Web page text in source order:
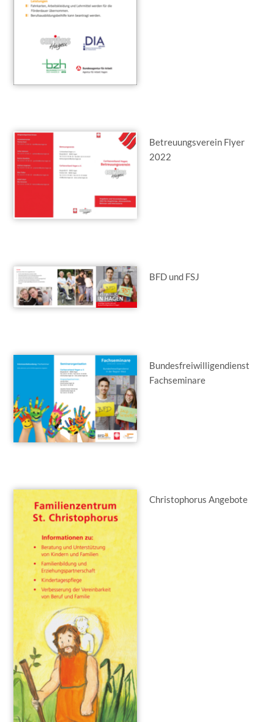
Betreuungsverein Flyer
2022
BFD und FSJ
Bundesfreiwilligen­dienst
Fachseminare
Christophorus Angebote